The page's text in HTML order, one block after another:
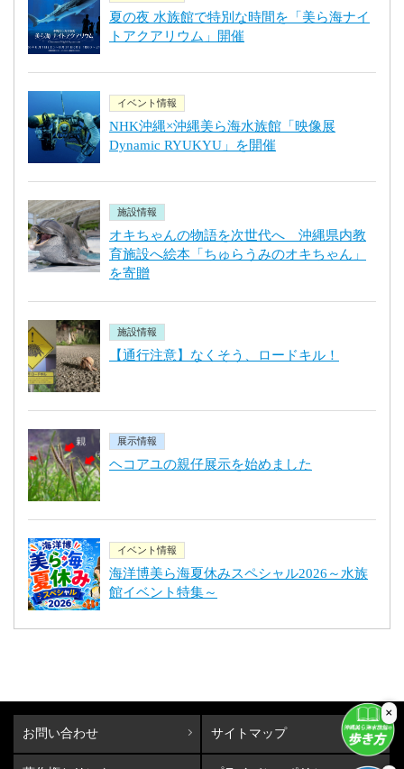
夏の夜 水族館で特別な時間を「美ら海ナイ
トアクアリウム」開催
イベント情報
NHK沖縄×沖縄美ら海水族館「映像展
Dynamic RYUKYU」を開催
施設情報
オキちゃんの物語を次世代へ 沖縄県内教
育施設へ絵本「ちゅらうみのオキちゃん」
を寄贈
施設情報
【通行注意】なくそう、ロードキル！
展示情報
ヘコアユの親仔展示を始めました
イベント情報
海洋博美ら海夏休みスペシャル2026～水族
館イベント特集～
×
お問い合わせ サイトマップ